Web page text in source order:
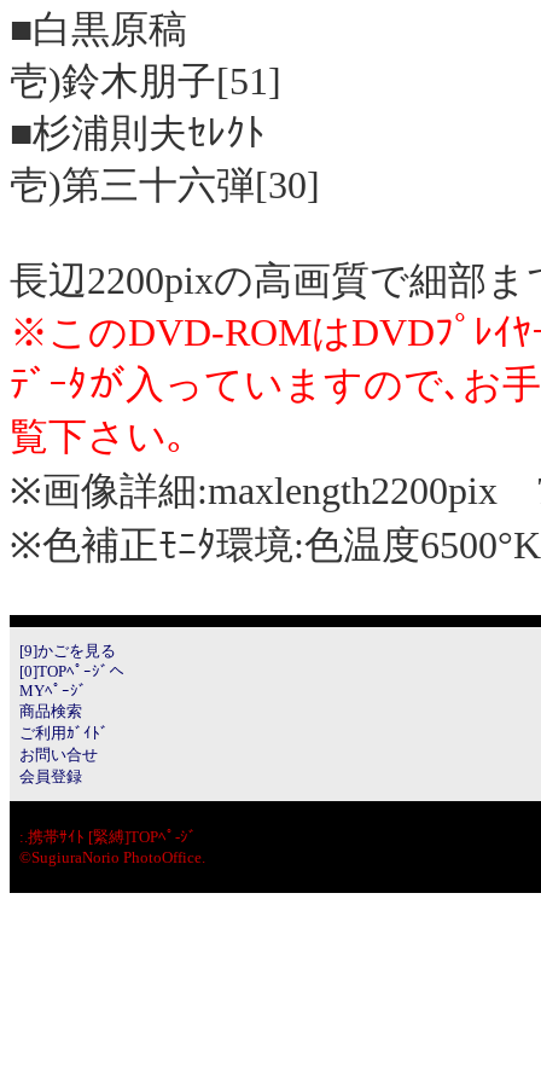
■白黒原稿
壱)鈴木朋子[51]
■杉浦則夫ｾﾚｸﾄ
壱)第三十六弾[30]
長辺2200pixの高画質で細部
※このDVD-ROMはDVDﾌﾟﾚｲ
ﾃﾞｰﾀが入っていますので､お
覧下さい｡
※画像詳細
※色補正ﾓﾆﾀ環境:色温度
[9]かごを見る
[0]TOPﾍﾟｰｼﾞへ
MYﾍﾟｰｼﾞ
商品検索
ご利用ｶﾞｲﾄﾞ
お問い合せ
会員登録
:.携帯ｻｲﾄ [緊縛]TOPﾍﾟ-ｼﾞ
©SugiuraNorio PhotoOffice.